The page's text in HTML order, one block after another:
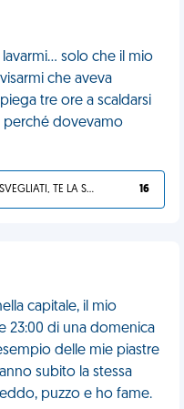
solo che il mio
che aveva
tre ore a scaldarsi
perché dovevamo
SVEGLIATI, TE LA SEI CERCATA! 16
capitale, il mio
23:00 di una domenica
delle mie piastre
subito la stessa
puzzo e ho fame.